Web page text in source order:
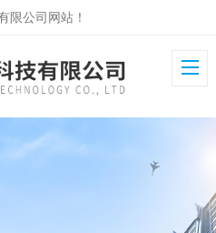
限公司网站！